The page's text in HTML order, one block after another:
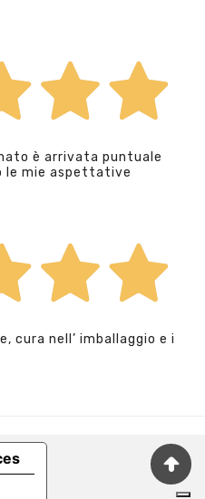
è arrivata puntuale
le mie aspettative
cura nell’ imballaggio e i